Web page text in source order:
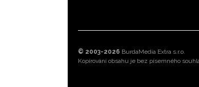
© 2003-2026 BurdaMedia Extra s.r.o.
Kopírování obsahu je bez písemného